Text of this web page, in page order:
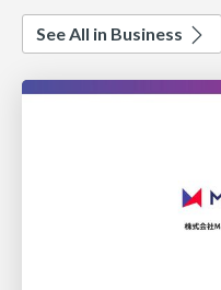
See All in Business